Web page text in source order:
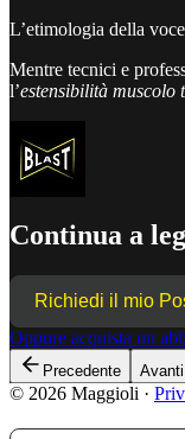
L’etimologia della
Mentre tecnici e
l’estensibilità muscolo
Continua a
Richiedi il mio
Oppure acquista un
Precedente Avanti
© 2026 Maggioli ·